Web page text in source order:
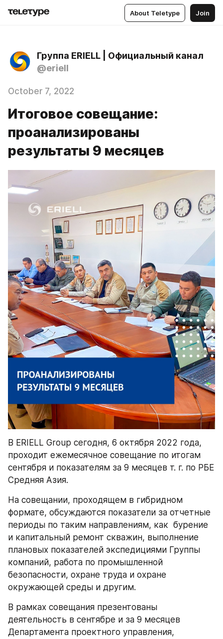
About Teletype Join
Группа ERIELL | Официальный канал
@eriell
October 7, 2022
Итоговое совещание:
проанализированы
результаты 9 месяцев
В ERIELL Group сегодня, 6 октября 2022 года,
проходит ежемесячное совещание по итогам
сентября и показателям за 9 месяцев т. г. по РБЕ
Средняя Азия.
На совещании, проходящем в гибридном
формате, обсуждаются показатели за отчетные
периоды по таким направлениям, как  бурение
и капитальный ремонт скважин, выполнение
плановых показателей экспедициями Группы
компаний, работа по промышленной
безопасности, охране труда и охране
окружающей среды и другим.
В рамках совещания презентованы
деятельность в сентябре и за 9 месяцев
Департамента проектного управления,